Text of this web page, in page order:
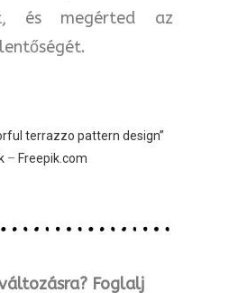
és megérted az
terrazzo pattern design”
– Freepik.com
Foglalj